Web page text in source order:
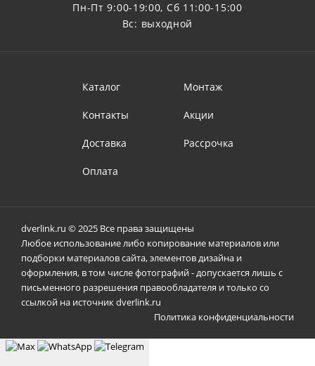
Пн-Пт 9:00-19:00, Сб 11:00-15:00
Вс: выходной
Каталог
Контакты
Доставка
Оплата
Монтаж
Акции
Рассрочка
dverlink.ru © 2025 Все права защищены
Любое использование либо копирование материалов или
подборки материалов сайта, элементов дизайна и
оформления, в том числе фотографий - допускается лишь с
письменного разрешения правообладателя и только со
ссылкой на источник dverlink.ru
Политика конфиденциальности